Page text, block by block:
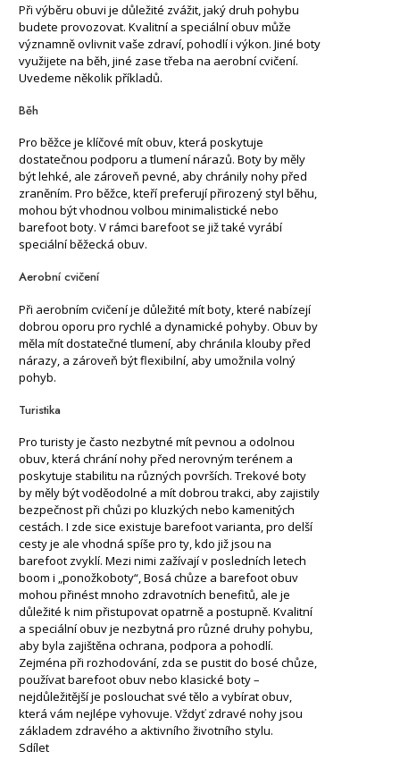
Při výběru obuvi je důležité zvážit, jaký druh pohybu
budete provozovat. Kvalitní a speciální obuv může
významně ovlivnit vaše zdraví, pohodlí i výkon. Jiné boty
využijete na běh, jiné zase třeba na aerobní cvičení.
Uvedeme několik příkladů.
Běh
Pro běžce je klíčové mít obuv, která poskytuje
dostatečnou podporu a tlumení nárazů. Boty by měly
být lehké, ale zároveň pevné, aby chránily nohy před
zraněním. Pro běžce, kteří preferují přirozený styl běhu,
mohou být vhodnou volbou minimalistické nebo
barefoot boty. V rámci barefoot se již také vyrábí
speciální běžecká obuv.
Aerobní cvičení
Při aerobním cvičení je důležité mít boty, které nabízejí
dobrou oporu pro rychlé a dynamické pohyby. Obuv by
měla mít dostatečné tlumení, aby chránila klouby před
nárazy, a zároveň být flexibilní, aby umožnila volný
pohyb.
Turistika
Pro turisty je často nezbytné mít pevnou a odolnou
obuv, která chrání nohy před nerovným terénem a
poskytuje stabilitu na různých površích. Trekové boty
by měly být voděodolné a mít dobrou trakci, aby zajistily
bezpečnost při chůzi po kluzkých nebo kamenitých
cestách. I zde sice existuje barefoot varianta, pro delší
cesty je ale vhodná spíše pro ty, kdo již jsou na
barefoot zvyklí. Mezi nimi zažívají v posledních letech
boom i „ponožkoboty“, Bosá chůze a barefoot obuv
mohou přinést mnoho zdravotních benefitů, ale je
důležité k nim přistupovat opatrně a postupně. Kvalitní
a speciální obuv je nezbytná pro různé druhy pohybu,
aby byla zajištěna ochrana, podpora a pohodlí.
Zejména při rozhodování, zda se pustit do bosé chůze,
používat barefoot obuv nebo klasické boty –
nejdůležitější je poslouchat své tělo a vybírat obuv,
která vám nejlépe vyhovuje. Vždyť zdravé nohy jsou
základem zdravého a aktivního životního stylu.
Sdílet